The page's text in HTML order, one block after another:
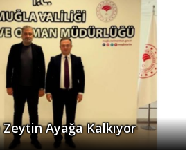
Ayağa Kalkıyor